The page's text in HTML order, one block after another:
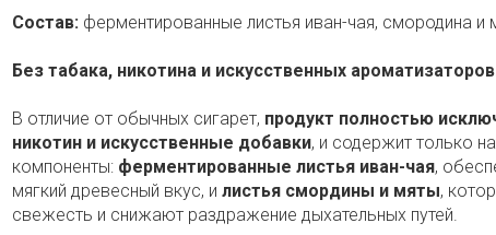
Состав: ферментированные листья иван-чая, смородина и
Без табака, никотина и искусственных
В отличие от обычных сигарет, продукт полностью
никотин и искусственные добавки, и содержит только
компоненты: ферментированные листья иван-чая,
мягкий древесный вкус, и листья смордины и мяты,
свежесть и снижают раздражение дыхательных путей.